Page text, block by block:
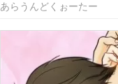
あらうんどくぉーたー